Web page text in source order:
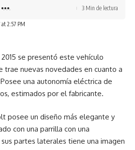
2:57 PM
3 Min de lectura
se presentó este vehículo
trae nuevas novedades en cuanto a
una autonomía eléctrica de
estimados por el fabricante.
posee un diseño más elegante y
con una parrilla con una
partes laterales tiene una imagen